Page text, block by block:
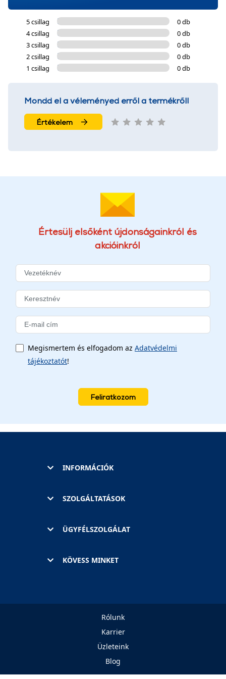
5 csillag
0 db
4 csillag
0 db
3 csillag
0 db
2 csillag
0 db
1 csillag
0 db
Mondd el a véleményed erről a termékről!
Értékelem
Értesülj elsőként újdonságainkról és
akcióinkról
Megismertem és elfogadom az Adatvédelmi
tájékoztatót!
Feliratkozom
INFORMÁCIÓK
SZOLGÁLTATÁSOK
ÜGYFÉLSZOLGÁLAT
KÖVESS MINKET
Rólunk
Karrier
Üzleteink
Blog